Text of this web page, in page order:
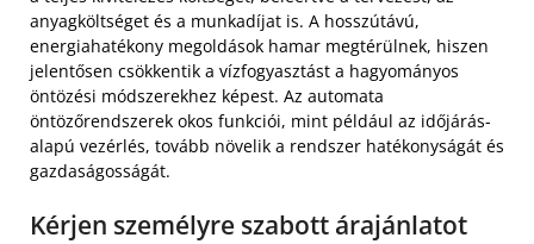
anyagköltséget és a munkadíjat is. A hosszútávú,
energiahatékony megoldások hamar megtérülnek, hiszen
jelentősen csökkentik a vízfogyasztást a hagyományos
öntözési módszerekhez képest. Az automata
öntözőrendszerek okos funkciói, mint például az időjárás-
alapú vezérlés, tovább növelik a rendszer hatékonyságát és
gazdaságosságát.
Kérjen személyre szabott árajánlatot